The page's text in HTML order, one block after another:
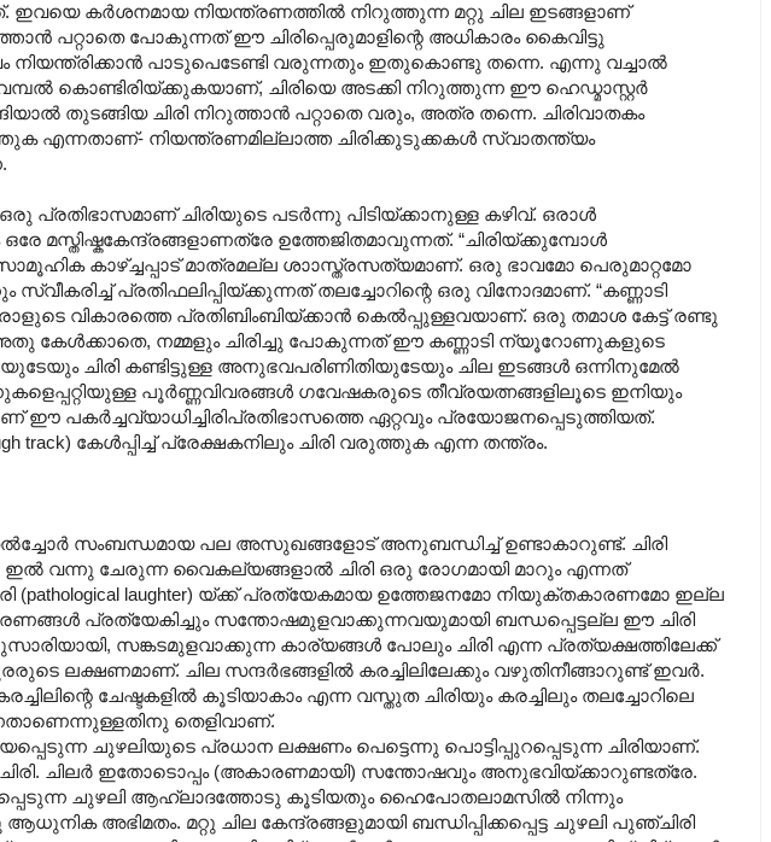
ഇവയെ കർശനമായ നിയന്ത്രണത്തിൽ നിറുത്തുന്ന മറ്റു ചില ഇടങ്ങളാണ്
പറ്റാതെ പോകുന്നത് ഈ ചിരിപ്പെരുമാളിന്റെ അധികാരം കൈവിട്ടു
പാടുപെടേണ്ടി വരുന്നതും ഇതുകൊണ്ടു തന്നെ. എന്നു വച്ചാൽ
കൊണ്ടിരിയ്ക്കുകയാണ്, ചിരിയെ അടക്കി നിറുത്തുന്ന ഈ ഹെഡ്മാസ്റ്റർ
തുടങ്ങിയ ചിരി നിറുത്താൻ പറ്റാതെ വരും, അത്ര തന്നെ. ചിരിവാതകം
എന്നതാണ്- നിയന്ത്രണമില്ലാത്ത ചിരിക്കുടുക്കകൾ സ്വാതന്ത്യം
ചിരിയുടെ പടർന്നു പിടിയ്ക്കാനുള്ള കഴിവ്. ഒരാൾ
മസ്തിഷ്കകേന്ദ്രങ്ങളാണത്രേ ഉത്തേജിതമാവുന്നത്. “ചിരിയ്ക്കുമ്പോൾ
കാഴ്ച്ചപ്പാട് മാത്രമല്ല ശാ‍ാസ്ത്രസത്യമാണ്. ഒരു ഭാവമോ പെരുമാറ്റമോ
പ്രതിഫലിപ്പിയ്ക്കുന്നത് തലച്ചോറിന്റെ ഒരു വിനോദമാണ്. “കണ്ണാടി
വികാരത്തെ പ്രതിബിംബിയ്ക്കാൻ കെൽ‌പ്പുള്ളവയാണ്. ഒരു തമാശ കേട്ട് രണ്ടു
കേൾക്കാതെ, നമ്മളും ചിരിച്ചു പോകുന്നത് ഈ കണ്ണാടി ന്യൂറോണുകളുടെ
ചിരി കണ്ടിട്ടുള്ള അനുഭവപരിണിതിയുടേയും ചില ഇടങ്ങൾ ഒന്നിനുമേൽ
പൂർണ്ണവിവരങ്ങൾ ഗവേഷകരുടെ തീവ്രയത്നങ്ങളിലൂടെ ഇനിയും
ഈ പകർച്ചവ്യാധിച്ചിരിപ്രതിഭാസത്തെ ഏറ്റവും പ്രയോജനപ്പെടുത്തിയത്.
കേൾ‌പ്പിച്ച് പ്രേക്ഷകനിലും ചിരി വരുത്തുക എന്ന തന്ത്രം.
തൽച്ചോർ സംബന്ധമായ പല അസുഖങ്ങളോട് അനുബന്ധിച്ച് ഉണ്ടാകാറുണ്ട്. ചിരി
ഇൽ വന്നു ചേരുന്ന വൈകല്യങ്ങളാൽ ചിരി ഒരു രോഗമായി മാറും എന്നത്
(pathological laughter) യ്ക്ക് പ്രത്യേകമായ ഉത്തേജനമോ നിയുക്തകാരണമോ ഇല്ല
പ്രത്യേകിച്ചും സന്തോഷമുളവാക്കുന്നവയുമായി ബന്ധപ്പെട്ടല്ല ഈ ചിരി
സങ്കടമുളവാക്കുന്ന കാര്യങ്ങൾ പോലും ചിരി എന്ന പ്രത്യക്ഷത്തിലേക്ക്
ലക്ഷണമാണ്. ചില സന്ദർഭങ്ങളിൽ കരച്ചിലിലേക്കും വഴുതിനീങ്ങാറുണ്ട് ഇവർ.
ചേഷ്ടകളിൽ കൂടിയാകാം എന്ന വസ്തുത ചിരിയും കരച്ചിലും തലച്ചോറിലെ
തെളിവാണ്.
ചുഴലിയുടെ പ്രധാന ലക്ഷണം പെട്ടെന്നു പൊട്ടിപ്പുറപ്പെടുന്ന ചിരിയാണ്.
ചിലർ ഇതോടൊപ്പം (അകാരണമായി) സന്തോഷവും അനുഭവിയ്ക്കാറുണ്ടത്രേ.
ചുഴലി ആഹ്ലാദത്തോടു കൂടിയതും ഹൈപോതലാമസിൽ നിന്നും
അഭിമതം. മറ്റു ചില കേന്ദ്രങ്ങളുമായി ബന്ധിപ്പിക്കപ്പെട്ട ചുഴലി പുഞ്ചിരി